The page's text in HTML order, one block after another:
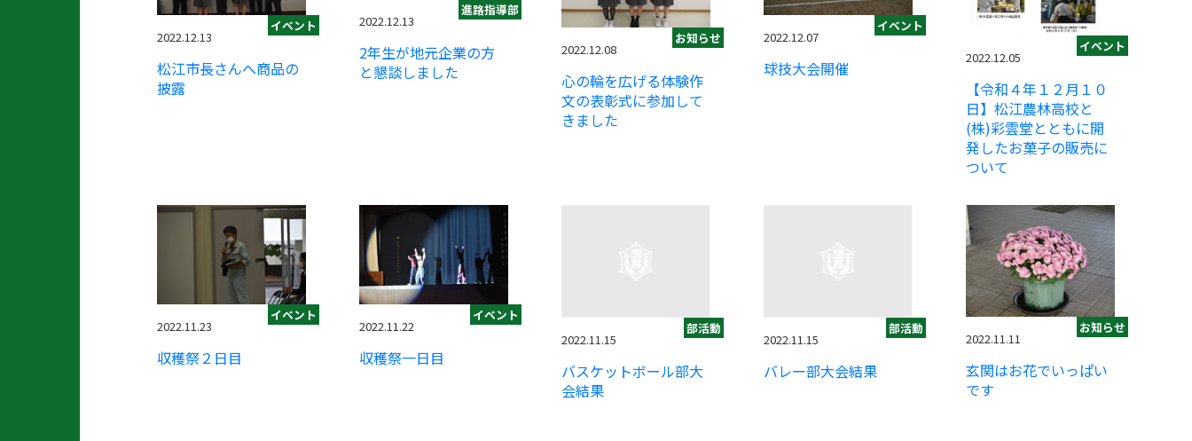
イベント
2022.12.13
松江市長さんへ商品の
披露
進路指導部
2022.12.13
2年生が地元企業の方
と懇談しました
お知らせ
2022.12.08
心の輪を広げる体験作
文の表彰式に参加して
きました
イベント
2022.12.07
球技大会開催
イベント
2022.12.05
【令和４年１２月１０
日】松江農林高校と
(株)彩雲堂とともに開
発したお菓子の販売に
ついて
イベント
2022.11.23
収穫祭２日目
イベント
2022.11.22
収穫祭一日目
部活動
2022.11.15
バスケットボール部大
会結果
部活動
2022.11.15
バレー部大会結果
お知らせ
2022.11.11
玄関はお花でいっぱい
です